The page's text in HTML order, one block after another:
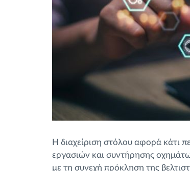
Η διαχείριση στόλου αφορά κάτι
εργασιών και συντήρησης
με τη συνεχή πρόκληση της